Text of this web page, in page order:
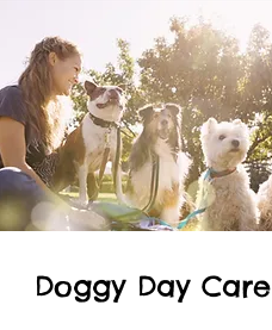
Doggy Day Care